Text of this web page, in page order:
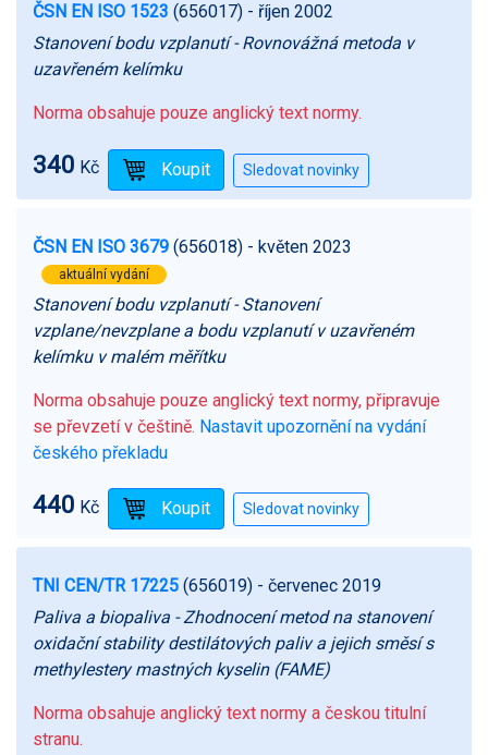
ČSN EN ISO 1523 (656017) - říjen 2002
Stanovení bodu vzplanutí - Rovnovážná metoda v
uzavřeném kelímku
Norma obsahuje pouze anglický text normy.
340 Kč
ČSN EN ISO 3679 (656018) - květen 2023
aktuální vydání
Stanovení bodu vzplanutí - Stanovení
vzplane/nevzplane a bodu vzplanutí v uzavřeném
kelímku v malém měřítku
Norma obsahuje pouze anglický text normy, připravuje
se převzetí v češtině. Nastavit upozornění na vydání
českého překladu
440 Kč
TNI CEN/TR 17225 (656019) - červenec 2019
Paliva a biopaliva - Zhodnocení metod na stanovení
oxidační stability destilátových paliv a jejich směsí s
methylestery mastných kyselin (FAME)
Norma obsahuje anglický text normy a českou titulní
stranu.